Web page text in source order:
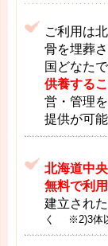
ご利用は
骨を埋葬
国どなた
供養する
営・管理
提供が可能
北海道中
無料で利
建立され
く ※2)3体